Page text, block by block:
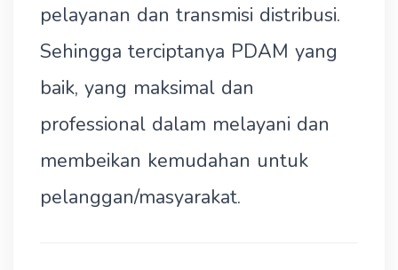
pelayanan dan transmisi distribusi.
Sehingga terciptanya PDAM yang
baik, yang maksimal dan
professional dalam melayani dan
membeikan kemudahan untuk
pelanggan/masyarakat.